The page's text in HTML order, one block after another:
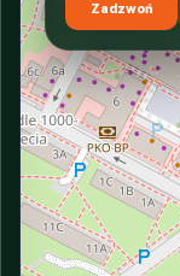
Zadzwoń